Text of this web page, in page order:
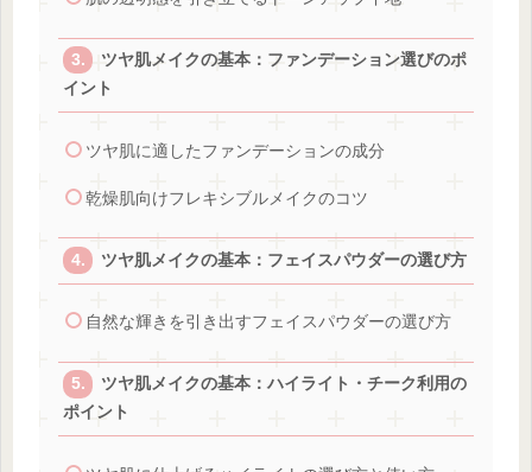
ツヤ肌メイクの基本：ファンデーション選びのポ
イント
ツヤ肌に適したファンデーションの成分
乾燥肌向けフレキシブルメイクのコツ
ツヤ肌メイクの基本：フェイスパウダーの選び方
自然な輝きを引き出すフェイスパウダーの選び方
ツヤ肌メイクの基本：ハイライト・チーク利用の
ポイント